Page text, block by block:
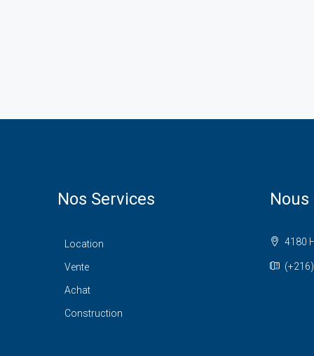
Nos Services
Location
Vente
Achat
Construction
4180